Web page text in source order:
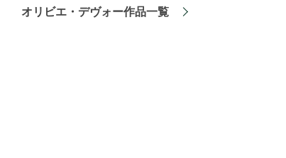
オリビエ・デヴォー作品一覧